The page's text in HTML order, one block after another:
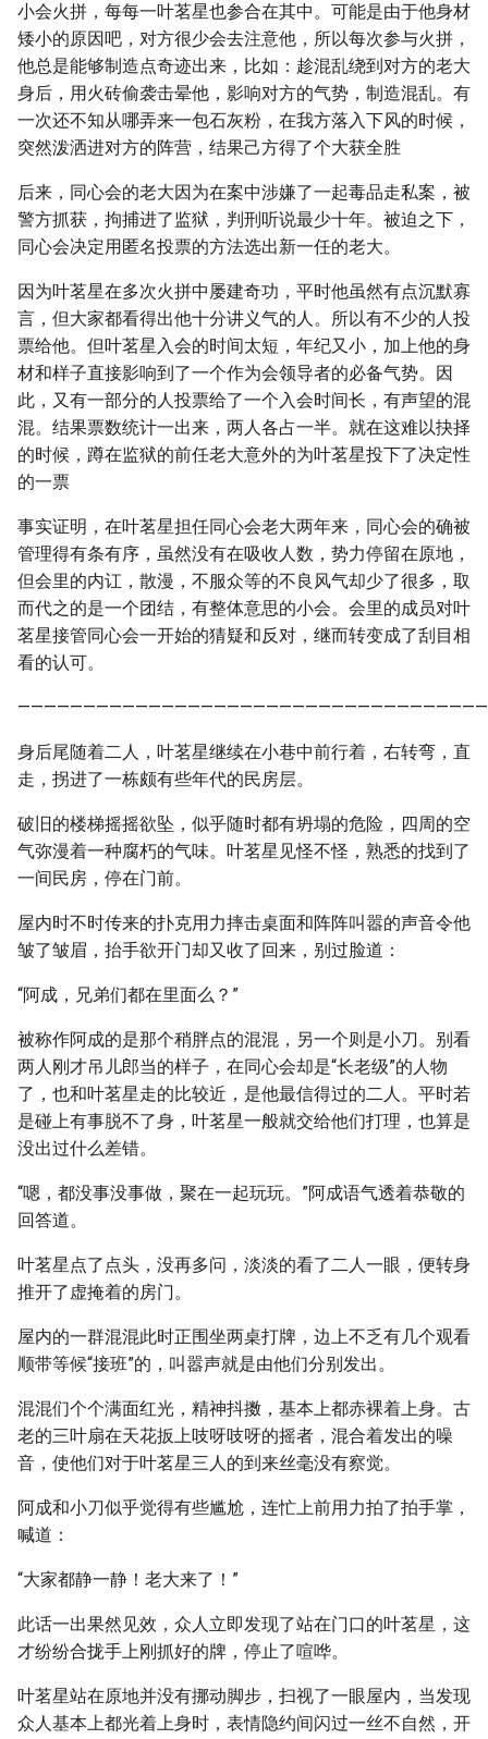
小会火拼，每每一叶茗星也参合在其中。可能是由于他身材
矮小的原因吧，对方很少会去注意他，所以每次参与火拼，
他总是能够制造点奇迹出来，比如：趁混乱绕到对方的老大
身后，用火砖偷袭击晕他，影响对方的气势，制造混乱。有
一次还不知从哪弄来一包石灰粉，在我方落入下风的时候，
突然泼洒进对方的阵营，结果己方得了个大获全胜
后来，同心会的老大因为在案中涉嫌了一起毒品走私案，被
警方抓获，拘捕进了监狱，判刑听说最少十年。被迫之下，
同心会决定用匿名投票的方法选出新一任的老大。
因为叶茗星在多次火拼中屡建奇功，平时他虽然有点沉默寡
言，但大家都看得出他十分讲义气的人。所以有不少的人投
票给他。但叶茗星入会的时间太短，年纪又小，加上他的身
材和样子直接影响到了一个作为会领导者的必备气势。因
此，又有一部分的人投票给了一个入会时间长，有声望的混
混。结果票数统计一出来，两人各占一半。就在这难以抉择
的时候，蹲在监狱的前任老大意外的为叶茗星投下了决定性
的一票
事实证明，在叶茗星担任同心会老大两年来，同心会的确被
管理得有条有序，虽然没有在吸收人数，势力停留在原地，
但会里的内讧，散漫，不服众等的不良风气却少了很多，取
而代之的是一个团结，有整体意思的小会。会里的成员对叶
茗星接管同心会一开始的猜疑和反对，继而转变成了刮目相
看的认可。
身后尾随着二人，叶茗星继续在小巷中前行着，右转弯，直
走，拐进了一栋颇有些年代的民房层。
破旧的楼梯摇摇欲坠，似乎随时都有坍塌的危险，四周的空
气弥漫着一种腐朽的气味。叶茗星见怪不怪，熟悉的找到了
一间民房，停在门前。
屋内时不时传来的扑克用力摔击桌面和阵阵叫嚣的声音令他
皱了皱眉，抬手欲开门却又收了回来，别过脸道：
“阿成，兄弟们都在里面么？”
被称作阿成的是那个稍胖点的混混，另一个则是小刀。别看
两人刚才吊儿郎当的样子，在同心会却是“长老级”的人物
了，也和叶茗星走的比较近，是他最信得过的二人。平时若
是碰上有事脱不了身，叶茗星一般就交给他们打理，也算是
没出过什么差错。
“嗯，都没事没事做，聚在一起玩玩。”阿成语气透着恭敬的
回答道。
叶茗星点了点头，没再多问，淡淡的看了二人一眼，便转身
推开了虚掩着的房门。
屋内的一群混混此时正围坐两桌打牌，边上不乏有几个观看
顺带等候“接班”的，叫嚣声就是由他们分别发出。
混混们个个满面红光，精神抖擞，基本上都赤裸着上身。古
老的三叶扇在天花扳上吱呀吱呀的摇者，混合着发出的噪
音，使他们对于叶茗星三人的到来丝毫没有察觉。
阿成和小刀似乎觉得有些尴尬，连忙上前用力拍了拍手掌，
喊道：
“大家都静一静！老大来了！”
此话一出果然见效，众人立即发现了站在门口的叶茗星，这
才纷纷合拢手上刚抓好的牌，停止了喧哗。
叶茗星站在原地并没有挪动脚步，扫视了一眼屋内，当发现
众人基本上都光着上身时，表情隐约间闪过一丝不自然，开